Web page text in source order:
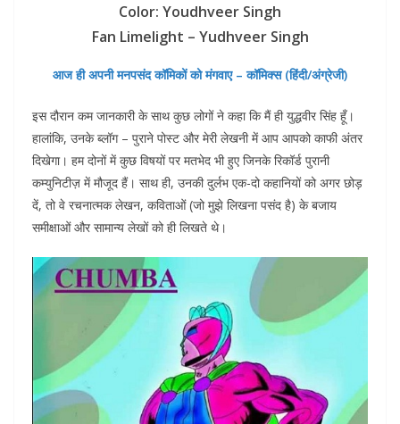
Color: Youdhveer Singh
Fan Limelight – Yudhveer Singh
आज ही अपनी मनपसंद कॉमिकों को मंगवाए – कॉमिक्स (हिंदी/अंग्रेजी)
इस दौरान कम जानकारी के साथ कुछ लोगों ने कहा कि मैं ही युद्धवीर सिंह हूँ।
हालांकि, उनके ब्लॉग – पुराने पोस्ट और मेरी लेखनी में आप आपको काफी अंतर
दिखेगा। हम दोनों में कुछ विषयों पर मतभेद भी हुए जिनके रिकॉर्ड पुरानी
कम्युनिटीज़ में मौजूद हैं। साथ ही, उनकी दुर्लभ एक-दो कहानियों को अगर छोड़
दें, तो वे रचनात्मक लेखन, कविताओं (जो मुझे लिखना पसंद है) के बजाय
समीक्षाओं और सामान्य लेखों को ही लिखते थे।